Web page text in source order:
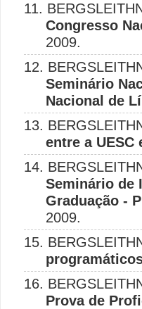
11.
Congresso
2009.
12.
Seminário
Nacional de
13.
entre a
14.
Seminário de
Graduação -
2009.
15.
16.
Prova de